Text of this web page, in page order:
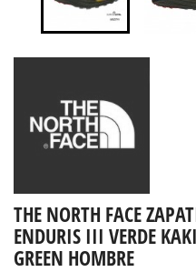
THE NORTH FACE
ENDURIS III VERDE
GREEN HOMBRE